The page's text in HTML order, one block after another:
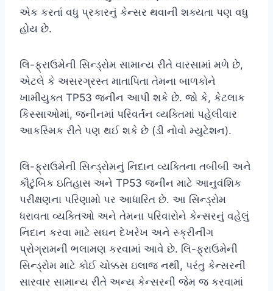
એક કરતાં વધુ પ્રકારનું કેન્સર થવાની શક્યતા પણ વધુ
હોય છે.
લિ-ફ્રાઉમેની સિન્ડ્રોમ સામાન્ય રીતે વારસામાં મળે છે,
એટલે કે અસરગ્રસ્ત માતાપિતા તેમના બાળકોને
ખામીયુક્ત TP53 જનીન આપી શકે છે. જો કે, કેટલાક
કિસ્સાઓમાં, જનીનમાં પરિવર્તન વ્યક્તિમાં પહેલીવાર
આકસ્મિક રીતે પણ થઈ શકે છે (ડી નોવો મ્યુટેશન).
લિ-ફ્રાઉમેની સિન્ડ્રોમનું નિદાન વ્યક્તિના તબીબી અને
કૌટુંબિક ઇતિહાસ અને TP53 જનીન માટે આનુવંશિક
પરીક્ષણના પરિણામો પર આધારિત છે. આ સિન્ડ્રોમ
ધરાવતા વ્યક્તિઓ અને તેમના પરિવારોને કેન્સરનું વહેલું
નિદાન કરવા માટે સઘન દેખરેખ અને સ્ક્રીનીંગ
પ્રોગ્રામની ભલામણ કરવામાં આવે છે. લિ-ફ્રાઉમેની
સિન્ડ્રોમ માટે કોઈ ચોક્કસ ઇલાજ નથી, પરંતુ કેન્સરની
સારવાર સામાન્ય રીતે અન્ય કેન્સરની જેમ જ કરવામાં